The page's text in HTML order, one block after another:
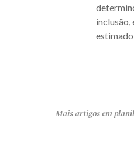
inclusão,
Mais artigos em